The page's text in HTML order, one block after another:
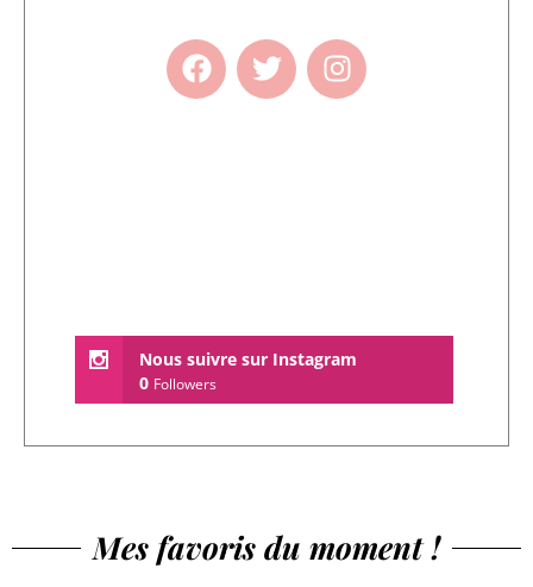
Nous suivre sur Instagram
0 Followers
Mes favoris du moment !